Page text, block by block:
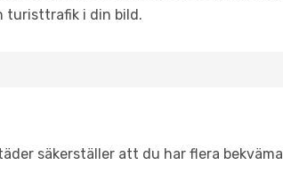
turisttrafik i din bild.
säkerställer att du har flera bekväma